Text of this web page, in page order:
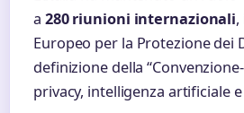
a 280 riunioni internazionali
Europeo per la Protezione dei
definizione della
privacy, intelligenza artificiale